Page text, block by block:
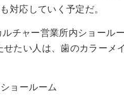
対応していく予定だ。
チャー営業所内ショール
たい人は、歯のカラーメ
ョールーム